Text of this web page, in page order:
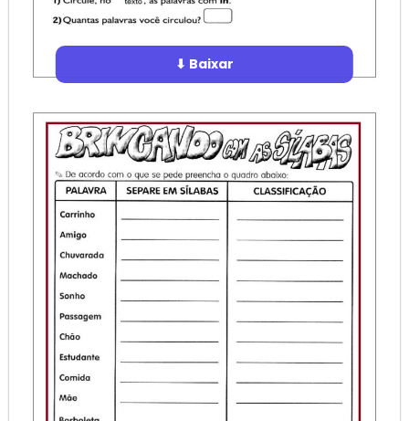
⬇ Baixar